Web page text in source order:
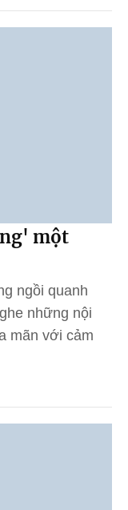
một
ngồi quanh
những nội
mãn với cảm